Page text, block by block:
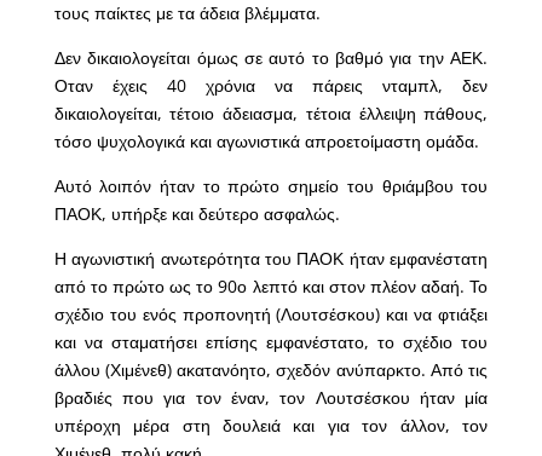
τους παίκτες με τα άδεια βλέμματα.
Δεν δικαιολογείται όμως σε αυτό το βαθμό για την ΑΕΚ.
Οταν έχεις 40 χρόνια να πάρεις νταμπλ, δεν
δικαιολογείται, τέτοιο άδειασμα, τέτοια έλλειψη πάθους,
τόσο ψυχολογικά και αγωνιστικά απροετοίμαστη ομάδα.
Αυτό λοιπόν ήταν το πρώτο σημείο του θριάμβου του
ΠΑΟΚ, υπήρξε και δεύτερο ασφαλώς.
Η αγωνιστική ανωτερότητα του ΠΑΟΚ ήταν εμφανέστατη
από το πρώτο ως το 90ο λεπτό και στον πλέον αδαή. Το
σχέδιο του ενός προπονητή (Λουτσέσκου) και να φτιάξει
και να σταματήσει επίσης εμφανέστατο, το σχέδιο του
άλλου (Χιμένεθ) ακατανόητο, σχεδόν ανύπαρκτο. Από τις
βραδιές που για τον έναν, τον Λουτσέσκου ήταν μία
υπέροχη μέρα στη δουλειά και για τον άλλον, τον